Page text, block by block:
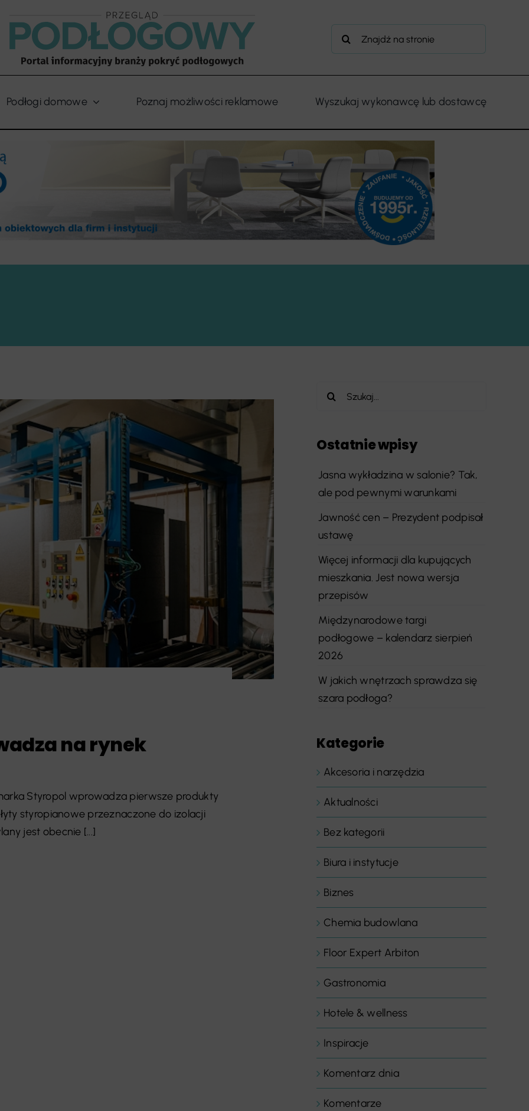
Szukaj
Podłogi domowe Poznaj możliwości reklamowe Wyszukaj wykonawcę lub dostawcę
na rynek
Styropol wprowadza pierwsze produkty
styropianowe przeznaczone do izolacji
jest obecnie [...]
Szukaj
Ostatnie wpisy
Jasna wykładzina w salonie? Tak,
ale pod pewnymi warunkami
Jawność cen – Prezydent podpisał
ustawę
Więcej informacji dla kupujących
mieszkania. Jest nowa wersja
przepisów
Międzynarodowe targi
podłogowe – kalendarz sierpień
2026
W jakich wnętrzach sprawdza się
szara podłoga?
Kategorie
Akcesoria i narzędzia
Aktualności
Bez kategorii
Biura i instytucje
Biznes
Chemia budowlana
Floor Expert Arbiton
Gastronomia
Hotele & wellness
Inspiracje
Komentarz dnia
Komentarze